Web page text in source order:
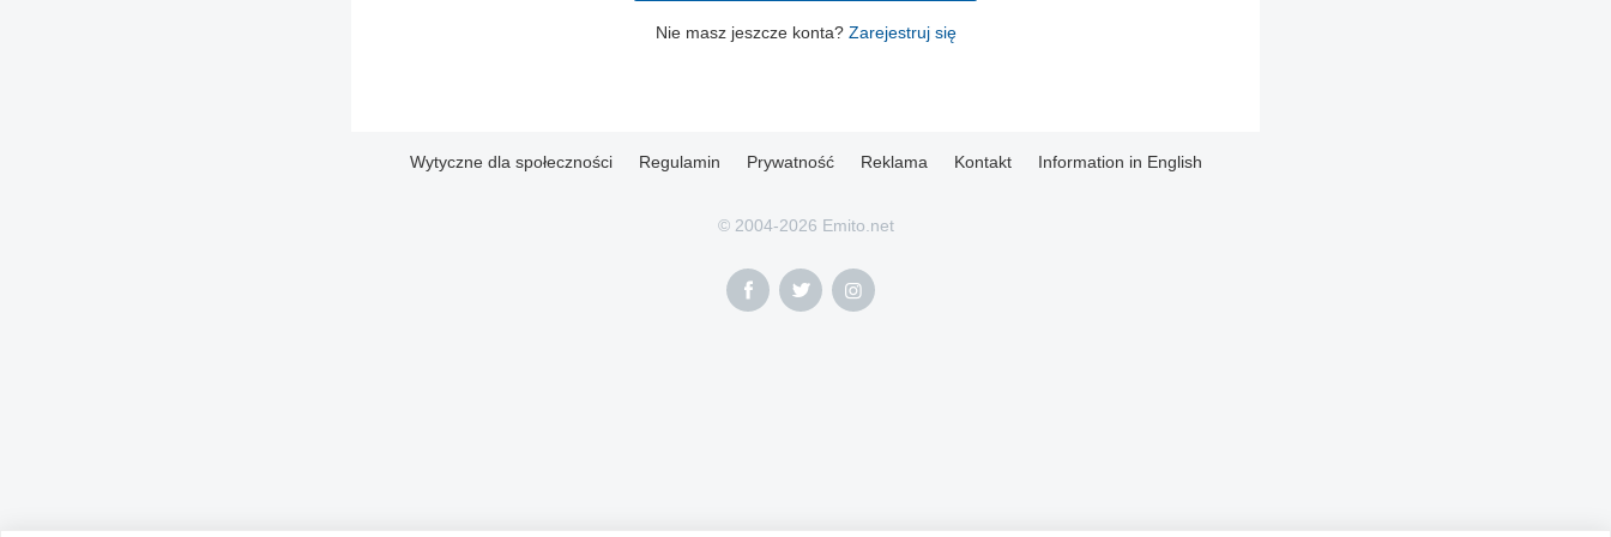
Nie masz jeszcze konta? Zarejestruj się
Wytyczne dla społeczności Regulamin Prywatność Reklama Kontakt Information in English
© 2004-2026 Emito.net